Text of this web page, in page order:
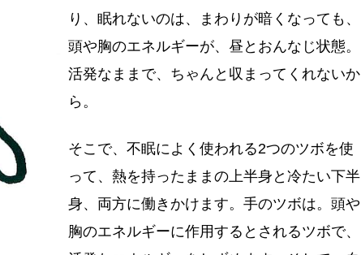
り、眠れないのは、まわりが暗くなっても、
頭や胸のエネルギーが、昼とおんなじ状態。
活発なままで、ちゃんと収まってくれないか
ら。
そこで、不眠によく使われる2つのツボを使
って、熱を持ったままの上半身と冷たい下半
身、両方に働きかけます。手のツボは。頭や
胸のエネルギーに作用するとされるツボで、